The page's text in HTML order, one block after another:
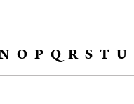
O P Q R S T U